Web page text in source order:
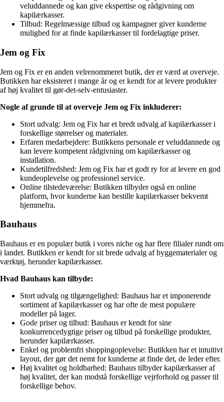
veluddannede og kan give ekspertise og rådgivning om
kapilærkasser.
Tilbud: Regelmæssige tilbud og kampagner giver kunderne
mulighed for at finde kapilærkasser til fordelagtige priser.
Jem og Fix
Jem og Fix er en anden velrenommeret butik, der er værd at overveje.
Butikken har eksisteret i mange år og er kendt for at levere produkter
af høj kvalitet til gør-det-selv-entusiaster.
Nogle af grunde til at overveje Jem og Fix inkluderer:
Stort udvalg: Jem og Fix har et bredt udvalg af kapilærkasser i
forskellige størrelser og materialer.
Erfaren medarbejdere: Butikkens personale er veluddannede og
kan levere kompetent rådgivning om kapilærkasser og
installation.
Kundetilfredshed: Jem og Fix har et godt ry for at levere en god
kundeoplevelse og professionel service.
Online tilstedeværelse: Butikken tilbyder også en online
platform, hvor kunderne kan bestille kapilærkasser bekvemt
hjemmefra.
Bauhaus
Bauhaus er en populær butik i vores niche og har flere filialer rundt om
i landet. Butikken er kendt for sit brede udvalg af byggematerialer og
værktøj, herunder kapilærkasser.
Hvad Bauhaus kan tilbyde:
Stort udvalg og tilgængelighed: Bauhaus har et imponerende
sortiment af kapilærkasser og har ofte de mest populære
modeller på lager.
Gode priser og tilbud: Bauhaus er kendt for sine
konkurrencedygtige priser og tilbud på forskellige produkter,
herunder kapilærkasser.
Enkel og problemfri shoppingoplevelse: Butikken har et intuitivt
layout, der gør det nemt for kunderne at finde det, de leder efter.
Høj kvalitet og holdbarhed: Bauhaus tilbyder kapilærkasser af
høj kvalitet, der kan modstå forskellige vejrforhold og passer til
forskellige behov.